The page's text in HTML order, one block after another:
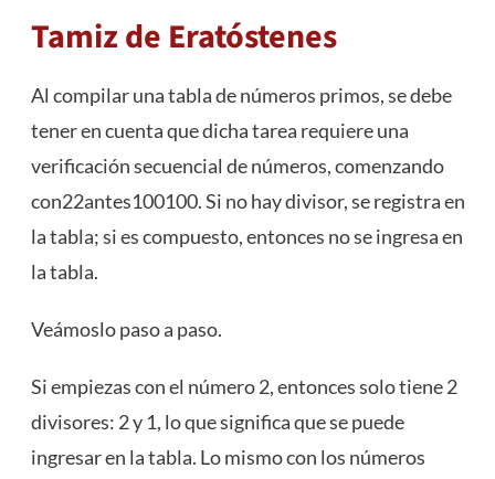
Tamiz de Eratóstenes
Al compilar una tabla de números primos, se debe
tener en cuenta que dicha tarea requiere una
verificación secuencial de números, comenzando
con22antes100100. Si no hay divisor, se registra en
la tabla; si es compuesto, entonces no se ingresa en
la tabla.
Veámoslo paso a paso.
Si empiezas con el número 2, entonces solo tiene 2
divisores: 2 y 1, lo que significa que se puede
ingresar en la tabla. Lo mismo con los números